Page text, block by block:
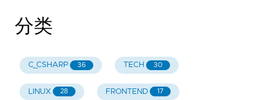
分类
C_CSHARP 36 TECH 30
LINUX 28 FRONTEND 17